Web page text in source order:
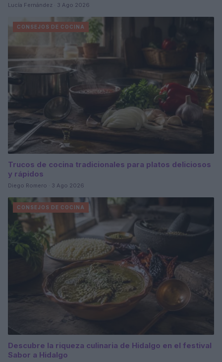
Lucía Fernández · 3 Ago 2026
CONSEJOS DE COCINA
Trucos de cocina tradicionales para platos deliciosos
y rápidos
Diego Romero · 3 Ago 2026
CONSEJOS DE COCINA
Descubre la riqueza culinaria de Hidalgo en el festival
Sabor a Hidalgo